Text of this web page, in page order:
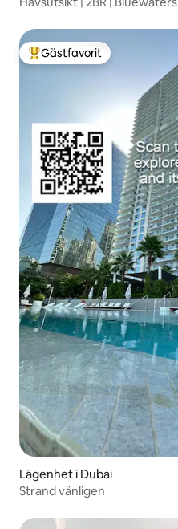
Populär gästfavorit
Gästfavorit
Lägenhet i Dubai
Strand vänligen